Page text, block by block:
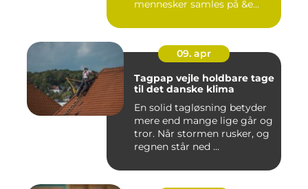
mennesker samles på &e...
09. apr
Tagpap vejle holdbare tage
til det danske klima
En solid tagløsning betyder
mere end mange lige går og
tror. Når stormen rusker, og
regnen står ned ...